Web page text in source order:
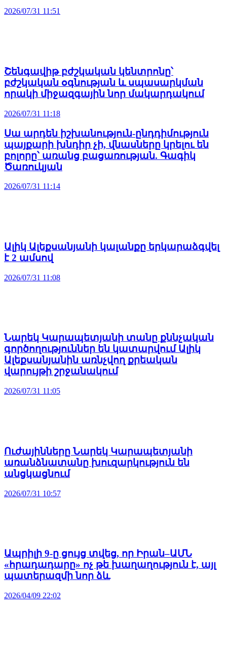
2026/07/31 11:51
Շենգավիթ բժշկական կենտրոնը՝
բժշկական օգնության և սպասարկման
որակի միջազգային նոր մակարդակում
2026/07/31 11:18
Սա արդեն իշխանություն-ընդդիմություն
պայքարի խնդիր չի, վնասները կրելու են
բոլորը՝ առանց բացառության. Գագիկ
Ծառուկյան
2026/07/31 11:14
Ալիկ Ալեքսանյանի կալանքը երկարաձգվել
է 2 ամսով
2026/07/31 11:08
Նարեկ Կարապետյանի տանը քննչական
գործողություններ են կատարվում Ալիկ
Ալեքսանյանին առնչվող քրեական
վարույթի շրջանակում
2026/07/31 11:05
Ուժայինները Նարեկ Կարապետյանի
առանձնատանը խուզարկություն են
անցկացնում
2026/07/31 10:57
Ապրիլի 9-ը ցույց տվեց, որ Իրան–ԱՄՆ
«հրադադարը» ոչ թե խաղաղություն է, այլ
պատերազմի նոր ձև
2026/04/09 22:02